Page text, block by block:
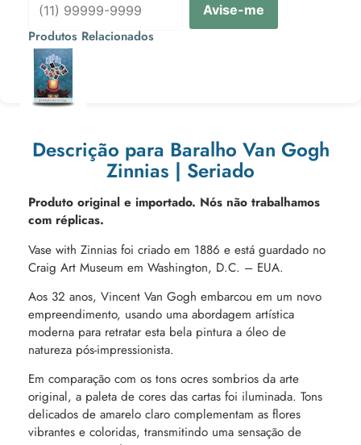
Avise-me
Produtos Relacionados
Descrição para Baralho Van Gogh
Zinnias | Seriado
Produto original e importado. Nós não trabalhamos
com réplicas.
Vase with Zinnias foi criado em 1886 e está guardado no
Craig Art Museum em Washington, D.C. – EUA.
Aos 32 anos, Vincent Van Gogh embarcou em um novo
empreendimento, usando uma abordagem artística
moderna para retratar esta bela pintura a óleo de
natureza pós-impressionista.
Em comparação com os tons ocres sombrios da arte
original, a paleta de cores das cartas foi iluminada. Tons
delicados de amarelo claro complementam as flores
vibrantes e coloridas, transmitindo uma sensação de